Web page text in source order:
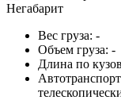
Негабарит
Вес груза: -
Объем груза: -
Длина по